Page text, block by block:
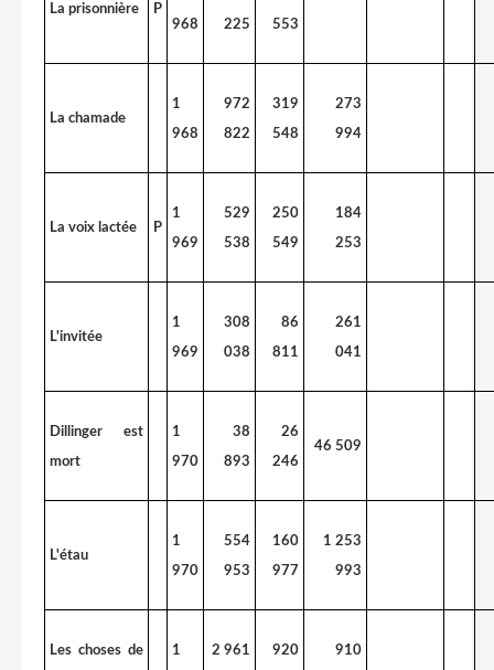
La prisonnière P
968
225
553
La chamade
1
968
972
822
319
548
273
994
La voix lactée P
1
969
529
538
250
549
184
253
L'invitée
1
969
308
038
86
811
261
041
Dillinger est
mort
1
970
38
893
26
246
46 509
L'étau
1
970
554
953
160
977
1 253
993
Les choses de
1
2 961
920
910